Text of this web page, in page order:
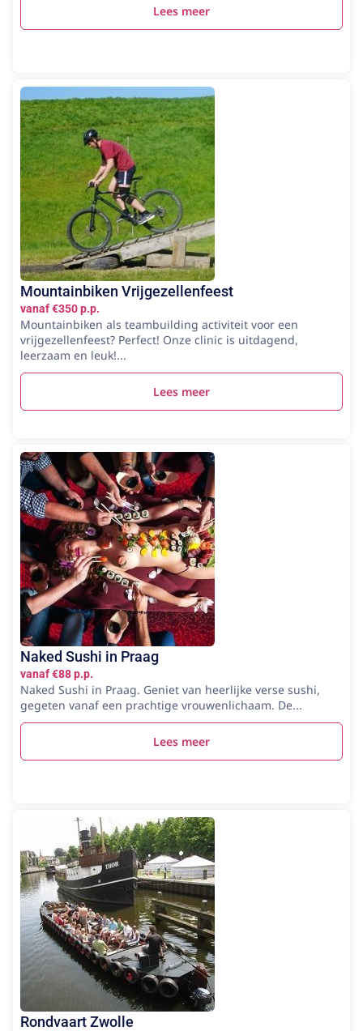
Lees meer
Mountainbiken Vrijgezellenfeest
vanaf €350 p.p.
Mountainbiken als teambuilding activiteit voor een
vrijgezellenfeest? Perfect! Onze clinic is uitdagend,
leerzaam en leuk!...
Lees meer
Naked Sushi in Praag
vanaf €88 p.p.
Naked Sushi in Praag. Geniet van heerlijke verse sushi,
gegeten vanaf een prachtige vrouwenlichaam. De...
Lees meer
Rondvaart Zwolle